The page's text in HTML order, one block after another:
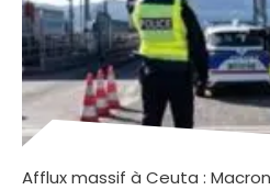
Afflux massif à Ceuta :